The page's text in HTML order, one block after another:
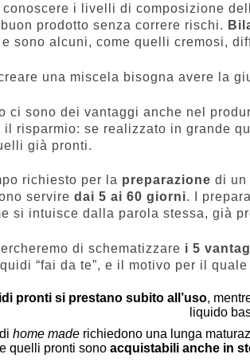
i livelli di composizione
prodotto senza correre rischi.
sono alcuni, come quelli cremosi,
una miscela bisogna avere la
ci sono dei vantaggi anche nel
il risparmio: se realizzato in grande
già pronti.
richiesto per la preparazione di un
serviredai 5 ai 60 giorni. I
si intuisce dalla parola stessa, già
di schematizzare i 5
“fai da te”, e il motivo per il
pronti si prestano subito all’uso,
liquido
home maderichiedono una lunga
quelli pronti sonoacquistabili anche in